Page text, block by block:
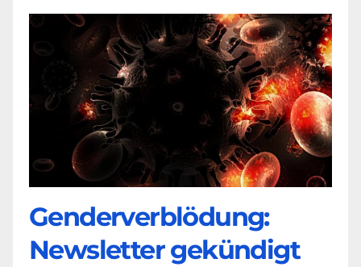
Genderverblödung:
Newsletter gekündigt